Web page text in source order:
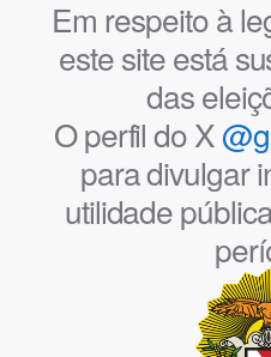
Em respeito à
este site está
das
O perfil do X
para divulgar
utilidade